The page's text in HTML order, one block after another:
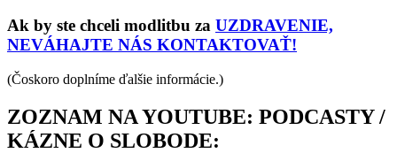
Ak by ste chceli modlitbu za UZDRAVENIE,
NEVÁHAJTE NÁS KONTAKTOVAŤ!
(Čoskoro doplníme ďalšie informácie.)
ZOZNAM NA YOUTUBE: PODCASTY /
KÁZNE O SLOBODE: